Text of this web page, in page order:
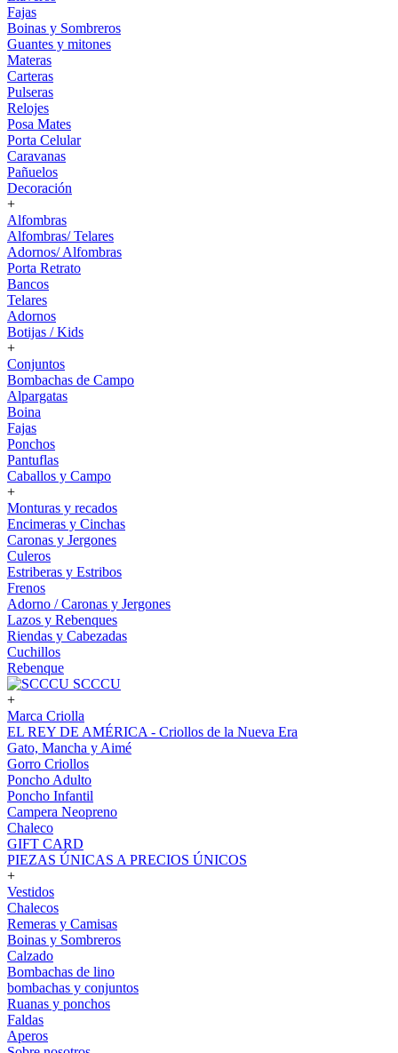
Fajas
Boinas y Sombreros
Guantes y mitones
Materas
Carteras
Pulseras
Relojes
Posa Mates
Porta Celular
Caravanas
Pañuelos
Decoración
+
Alfombras
Alfombras/ Telares
Adornos/ Alfombras
Porta Retrato
Bancos
Telares
Adornos
Botijas / Kids
+
Conjuntos
Bombachas de Campo
Alpargatas
Boina
Fajas
Ponchos
Pantuflas
Caballos y Campo
+
Monturas y recados
Encimeras y Cinchas
Caronas y Jergones
Culeros
Estriberas y Estribos
Frenos
Adorno / Caronas y Jergones
Lazos y Rebenques
Riendas y Cabezadas
Cuchillos
Rebenque
SCCCU
+
Marca Criolla
EL REY DE AMÉRICA - Criollos de la Nueva Era
Gato, Mancha y Aimé
Gorro Criollos
Poncho Adulto
Poncho Infantil
Campera Neopreno
Chaleco
GIFT CARD
PIEZAS ÚNICAS A PRECIOS ÚNICOS
+
Vestidos
Chalecos
Remeras y Camisas
Boinas y Sombreros
Calzado
Bombachas de lino
bombachas y conjuntos
Ruanas y ponchos
Faldas
Aperos